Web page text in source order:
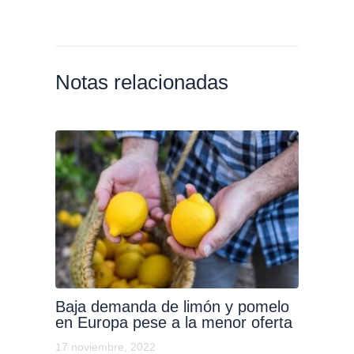
Notas relacionadas
Baja demanda de limón y pomelo
en Europa pese a la menor oferta
17 noviembre, 2022